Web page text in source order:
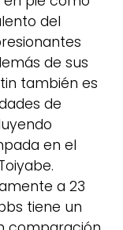
del
de sus
también es
de
en el
a 23
tiene un